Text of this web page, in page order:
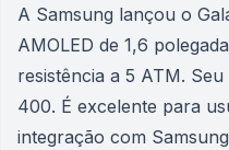
A Samsung lançou o
AMOLED de 1,6
resistência a 5 ATM.
400. É excelente para
integração com